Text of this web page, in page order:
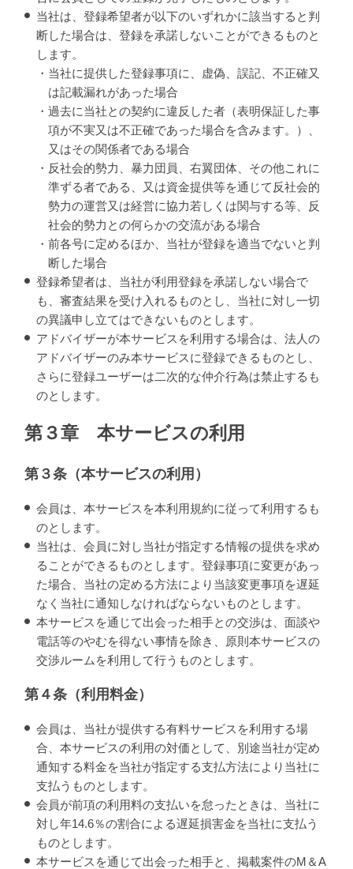
当社は、登録希望者が以下のいずれかに該当すると判
断した場合は、登録を承諾しないことができるものと
します。
・当社に提供した登録事項に、虚偽、誤記、不正確又
は記載漏れがあった場合
・過去に当社との契約に違反した者（表明保証した事
項が不実又は不正確であった場合を含みます。）、
又はその関係者である場合
・反社会的勢力、暴力団員、右翼団体、その他これに
準ずる者である、又は資金提供等を通じて反社会的
勢力の運営又は経営に協力若しくは関与する等、反
社会的勢力との何らかの交流がある場合
・前各号に定めるほか、当社が登録を適当でないと判
断した場合
登録希望者は、当社が利用登録を承諾しない場合で
も、審査結果を受け入れるものとし、当社に対し一切
の異議申し立てはできないものとします。
アドバイザーが本サービスを利用する場合は、法人の
アドバイザーのみ本サービスに登録できるものとし、
さらに登録ユーザーは二次的な仲介行為は禁止するも
のとします。
第３章 本サービスの利用
第３条（本サービスの利用）
会員は、本サービスを本利用規約に従って利用するも
のとします。
当社は、会員に対し当社が指定する情報の提供を求め
ることができるものとします。登録事項に変更があっ
た場合、当社の定める方法により当該変更事項を遅延
なく当社に通知しなければならないものとします。
本サービスを通じて出会った相手との交渉は、面談や
電話等のやむを得ない事情を除き、原則本サービスの
交渉ルームを利用して行うものとします。
第４条（利用料金）
会員は、当社が提供する有料サービスを利用する場
合、本サービスの利用の対価として、別途当社が定め
通知する料金を当社が指定する支払方法により当社に
支払うものとします。
会員が前項の利用料の支払いを怠ったときは、当社に
対し年14.6％の割合による遅延損害金を当社に支払う
ものとします。
本サービスを通じて出会った相手と、掲載案件のM＆A